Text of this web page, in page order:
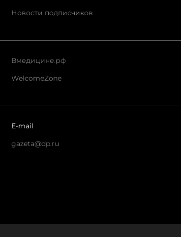
Новости подписчиков
Вмедицине.рф
WelcomeZone
E-mail
gazeta@dp.ru